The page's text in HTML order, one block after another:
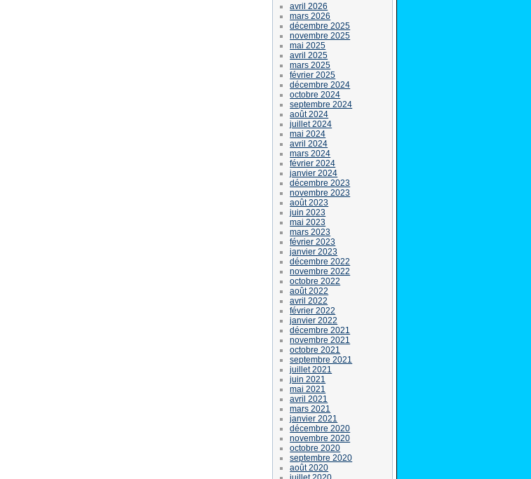
avril 2026
mars 2026
décembre 2025
novembre 2025
mai 2025
avril 2025
mars 2025
février 2025
décembre 2024
octobre 2024
septembre 2024
août 2024
juillet 2024
mai 2024
avril 2024
mars 2024
février 2024
janvier 2024
décembre 2023
novembre 2023
août 2023
juin 2023
mai 2023
mars 2023
février 2023
janvier 2023
décembre 2022
novembre 2022
octobre 2022
août 2022
avril 2022
février 2022
janvier 2022
décembre 2021
novembre 2021
octobre 2021
septembre 2021
juillet 2021
juin 2021
mai 2021
avril 2021
mars 2021
janvier 2021
décembre 2020
novembre 2020
octobre 2020
septembre 2020
août 2020